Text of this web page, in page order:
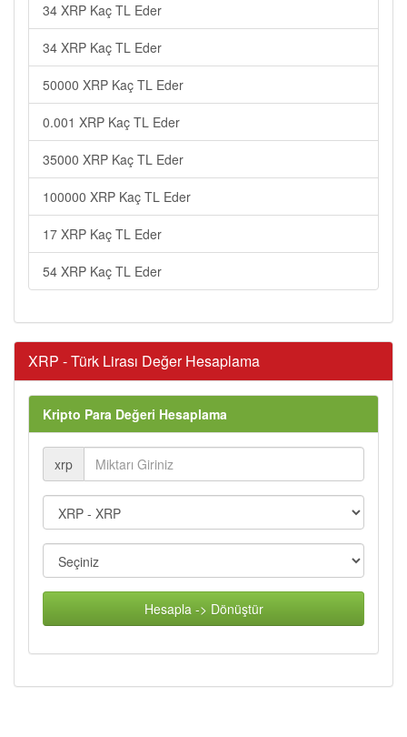
34 XRP Kaç TL Eder
34 XRP Kaç TL Eder
50000 XRP Kaç TL Eder
0.001 XRP Kaç TL Eder
35000 XRP Kaç TL Eder
100000 XRP Kaç TL Eder
17 XRP Kaç TL Eder
54 XRP Kaç TL Eder
XRP - Türk Lirası Değer Hesaplama
Kripto Para Değeri Hesaplama
xrp
Hesapla -> Dönüştür